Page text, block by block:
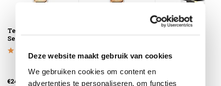
Deze website maakt gebruik van cookies
We gebruiken cookies om content en
advertenties te personaliseren, om functies
Teak Cleaner 4-
Seasons Outdoor
€24,95
Seasons Outdoor
€34,95
Platinum
AeroCover
240x190xH85
€94,95